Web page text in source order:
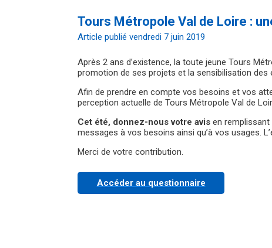
Tours Métropole Val de Loire :
Article publié vendredi 7 juin 2019
Après 2 ans d’existence, la toute jeune Tours
promotion de ses projets et la sensibilisation des
Afin de prendre en compte vos besoins et vos
perception actuelle de Tours Métropole Val de
Cet été, donnez-nous votre avis en remplissant
messages à vos besoins ainsi qu’à vos usages.
Merci de votre contribution.
Accéder au questionnaire